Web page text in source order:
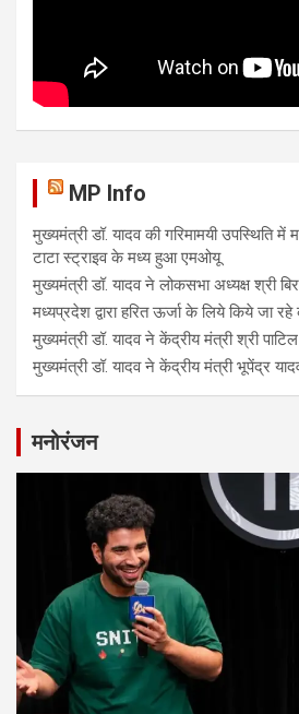
MP Info
मुख्यमंत्री डॉ. यादव की गरिमामयी उपस्थिति में
टाटा स्ट्राइव के मध्य हुआ एमओयू
मुख्यमंत्री डॉ. यादव ने लोकसभा अध्यक्ष श्री
मध्यप्रदेश द्वारा हरित ऊर्जा के लिये किये जा रहे
मुख्यमंत्री डॉ. यादव ने केंद्रीय मंत्री श्री
मुख्यमंत्री डॉ. यादव ने केंद्रीय मंत्री भूपेंद्र
मनोरंजन